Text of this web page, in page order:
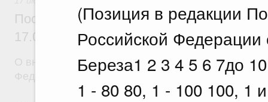
(Позиция в редакции
Российской
Береза1 2 3 4 5 6 7до
1 - 80 80, 1 - 100 100, 1
Постановление Правительства
17.07.2026 г. № 903
О внесении изменений в постановление
Федерации от 5 сентября 2025 г. № 1380